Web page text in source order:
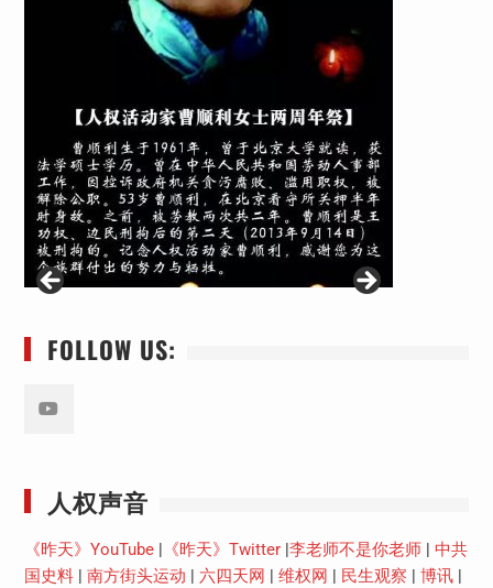
FOLLOW US:
人权声音
《昨天》YouTube| 《昨天》Twitter| 李老师不是你老师| 中共
国史料| 南方街头运动 六四天网 维权网 民生观察 博讯|